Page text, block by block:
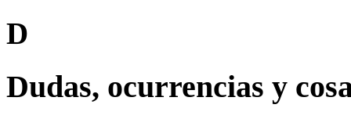
D
Dudas, ocurrencias y